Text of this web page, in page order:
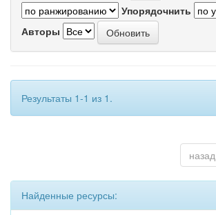
Упорядочнить
Авторы
Результаты 1-1 из 1.
назад
Найденные ресурсы: